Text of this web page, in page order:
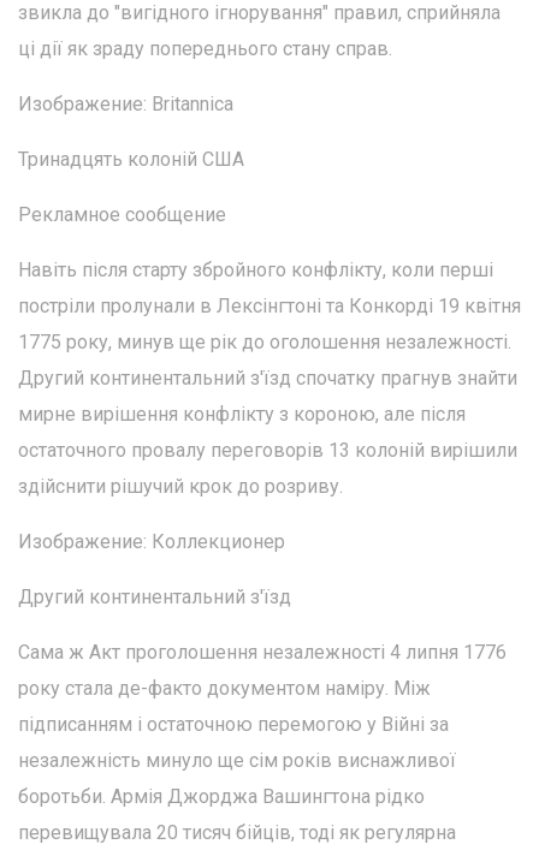
звикла до "вигідного ігнорування" правил, сприйняла
ці дії як зраду попереднього стану справ.
Изображение: Britannica
Тринадцять колоній США
Рекламное сообщение
Навіть після старту збройного конфлікту, коли перші
постріли пролунали в Лексінгтоні та Конкорді 19 квітня
1775 року, минув ще рік до оголошення незалежності.
Другий континентальний з'їзд спочатку прагнув знайти
мирне вирішення конфлікту з короною, але після
остаточного провалу переговорів 13 колоній вирішили
здійснити рішучий крок до розриву.
Изображение: Коллекционер
Другий континентальний з'їзд
Сама ж Акт проголошення незалежності 4 липня 1776
року стала де-факто документом наміру. Між
підписанням і остаточною перемогою у Війні за
незалежність минуло ще сім років виснажливої
боротьби. Армія Джорджа Вашингтона рідко
перевищувала 20 тисяч бійців, тоді як регулярна